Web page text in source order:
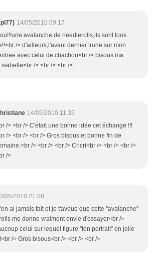
14/05/2010 09:17
avalanche de needlerolls,ils sont tous
/> d'ailleurs,l'avant dernier trone sur mon
avec celui de chachou<br /> bisous ma
/> <br /> <br />
14/05/2010 11:35
/> <br /> C'était une bonne idée cet échange !!!
/> <br /> <br /> Gros bisous et bonne fin de
/> <br /> <br /> Cricri<br /> <br /> <br />
/>
05/2010 21:08
ai jamais fait et je t'avoue que cette "avalanche"
me donne vraiment envie d'essayer<br />
celui sur lequel figure "ton portrait" en jolie
/> Gros bisous<br /> <br /> <br />